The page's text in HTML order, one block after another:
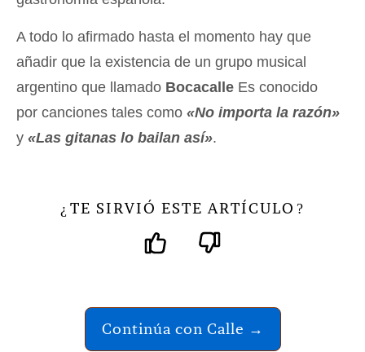
A todo lo afirmado hasta el momento hay que
añadir que la existencia de un grupo musical
argentino que llamado Bocacalle Es conocido
por canciones tales como «No importa la razón»
y «Las gitanas lo bailan así».
¿ TE SIRVIÓ ESTE ARTÍCULO ?
Continúa con Calle →